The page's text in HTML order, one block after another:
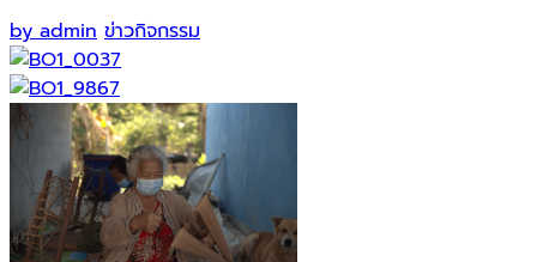
byadmin ข่าวกิจกรรม